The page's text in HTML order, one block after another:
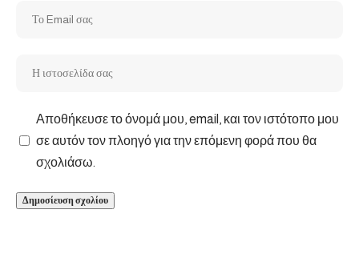
Αποθήκευσε το όνομά μου, email, και τον ιστότοπο μου
σε αυτόν τον πλοηγό για την επόμενη φορά που θα
σχολιάσω.